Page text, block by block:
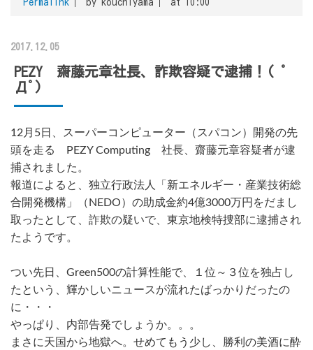
Permalink by kouchiyama at 10:00
2017.12.05
PEZY 齋藤元章社長、詐欺容疑で逮捕！( ﾟ
Дﾟ)
12月5日、スーパーコンピューター（スパコン）開発の先
頭を走る PEZY Computing 社長、齋藤元章容疑者が逮
捕されました。
報道によると、独立行政法人「新エネルギー・産業技術総
合開発機構」（NEDO）の助成金約4億3000万円をだまし
取ったとして、詐欺の疑いで、東京地検特捜部に逮捕され
たようです。
つい先日、Green500の計算性能で、１位～３位を独占し
たという、輝かしいニュースが流れたばっかりだったの
に・・・
やっぱり、内部告発でしょうか。。。
まさに天国から地獄へ。せめてもう少し、勝利の美酒に酔